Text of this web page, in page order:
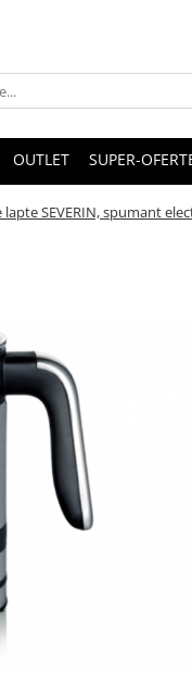
OUTLET SUPER-
SEVERIN, spumant